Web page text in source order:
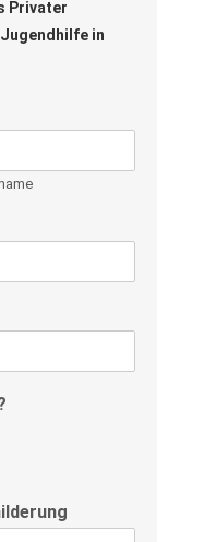
Privater
in